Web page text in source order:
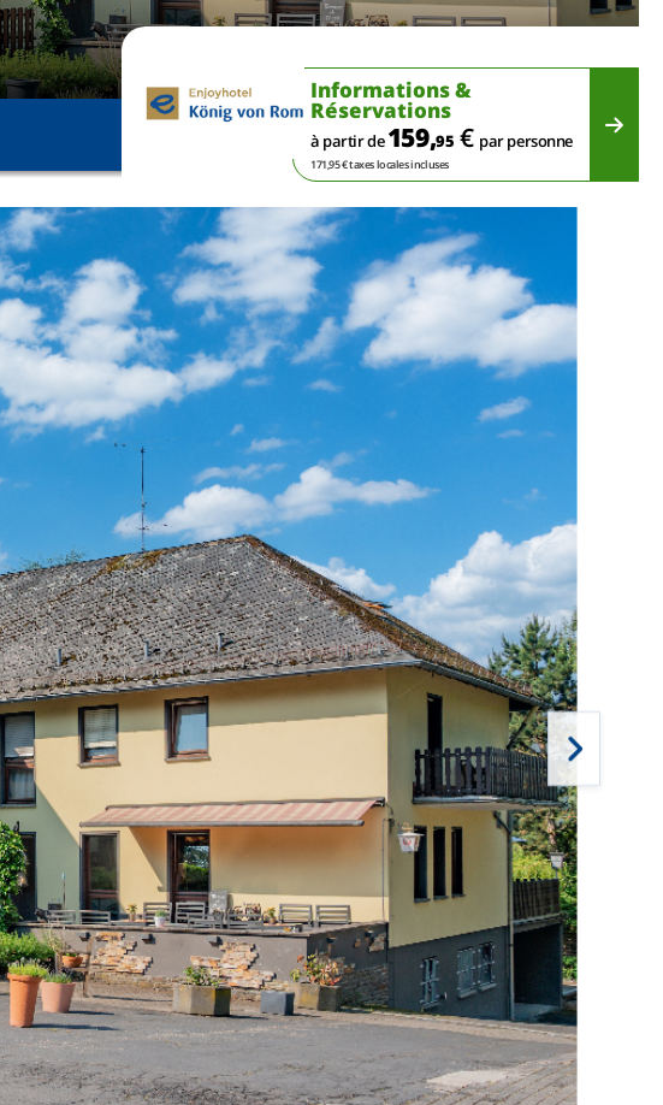
Informations &
Réservations
à partir de159,95 € par personne
171,95 € taxes locales incluses